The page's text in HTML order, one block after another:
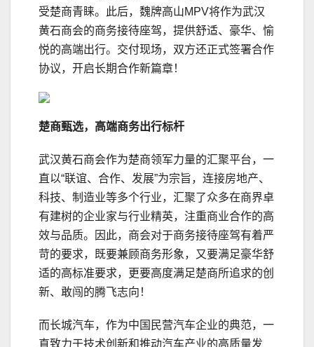
受楚商青睐。此后，魏牌高山MPV将作为武汉
黄石商会的商务接待座驾，提供舒适、豪华、愉
悦的高端出行。交付现场，双方还正式签署合作
协议，开启长期合作新篇章！
楚商甄选，高端商务出行标杆
武汉黄石商会作为楚商领军力量的汇聚平台，一
直以“联谊、合作、发展”为宗旨，连接房地产、
科技、制造业等多个行业，汇聚了众多在商界卓
有建树的企业家与行业精英，注重商业合作的高
效与品质。因此，商会对于商务接待座驾有着严
苛的要求，既要兼顾商务形象，又要满足豪华舒
适的高标准要求，更要高度满足楚商所追求的创
新、敢闯的腾飞志向！
而长城汽车，作为中国民营汽车企业的典范，一
直致力于技术创新和推动汽车产业的高质量发